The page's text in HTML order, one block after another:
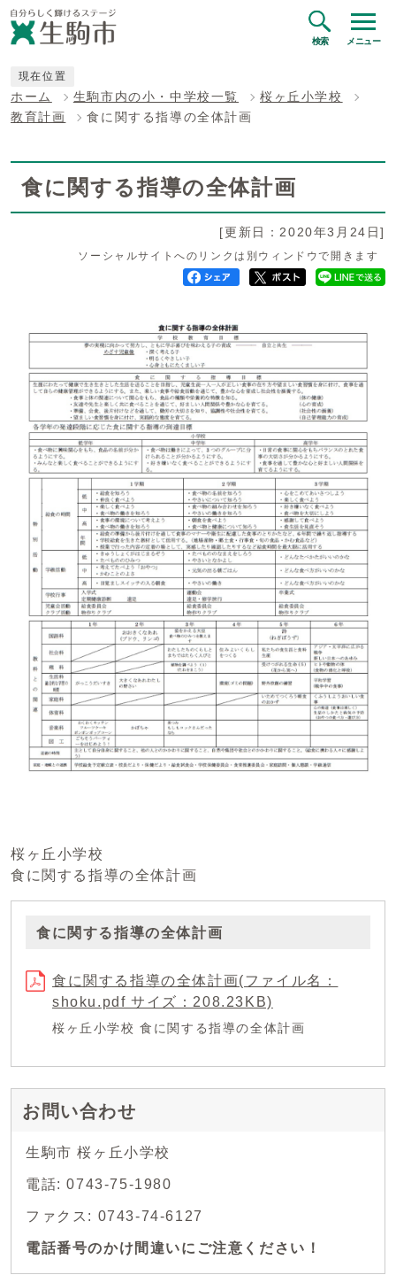
検索 メニュー
現在位置
ホーム 生駒市内の小・中学校一覧
桜ヶ丘小学校
教育計画
食に関する指導の全体計画
食に関する指導の全体計画
[更新日：2020年3月24日]
ソーシャルサイトへのリンクは別ウィンドウで開きます
桜ヶ丘小学校
食に関する指導の全体計画
食に関する指導の全体計画
食に関する指導の全体計画(ファイル名：
shoku.pdf サイズ：208.23KB)
桜ヶ丘小学校 食に関する指導の全体計画
お問い合わせ
生駒市 桜ヶ丘小学校
電話: 0743-75-1980
ファクス: 0743-74-6127
電話番号のかけ間違いにご注意ください！